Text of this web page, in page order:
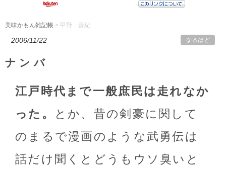
美味かもん雑記帳 > 甲野 善紀
2006/11/22 なるほど
ナンバ
江戸時代まで一般庶民は走れなか
った。
とか、昔の剣豪に関して
のまるで漫画のような武勇伝は
話だけ聞くとどうもウソ臭いと